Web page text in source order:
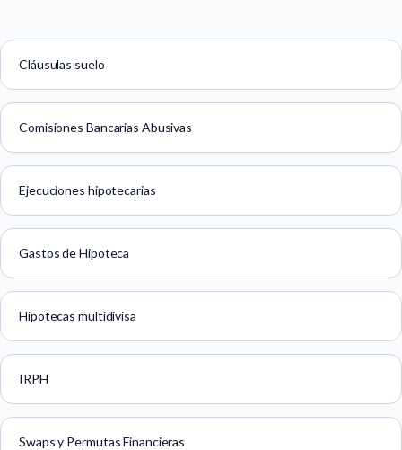
Cláusulas suelo
Comisiones Bancarias Abusivas
Ejecuciones hipotecarias
Gastos de Hipoteca
Hipotecas multidivisa
IRPH
Swaps y Permutas Financieras